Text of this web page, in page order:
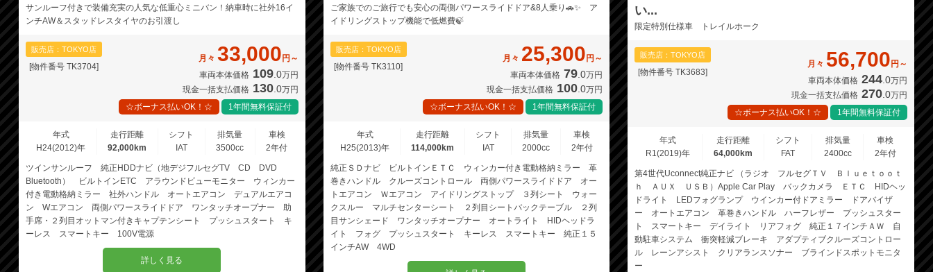
サンルーフ付きで装備充実の人気な低重心ミニバン！納車時に社外16イ
ンチAW＆スタッドレスタイヤのお引渡し
販売店：TOKYO店
[物件番号 TK3704]
月々 33,000 円～
車両本体価格 109.0万円
現金一括支払価格 130.0万円
☆ボーナス払いOK！☆
1年間無料保証付
年式
H24(2012)年
走行距離
92,000km
シフト
IAT
排気量
3500cc
車検
2年付
ツインサンルーフ 純正HDDナビ（地デジフルセグTV CD DVD
Bluetooth） ビルトインETC アラウンドビューモニター ウィンカー
付き電動格納ミラー 社外ハンドル オートエアコン デュアルエアコ
ン Wエアコン 両側パワースライドドア ワンタッチオープナー 助
手席・２列目オットマン付きキャプテンシート プッシュスタート キ
ーレス スマートキー 100V電源
詳しく見る
ご家族でのご旅行でも安心の両側パワースライドドア&8人乗り🚗✨ ア
イドリングストップ機能で低燃費🍃
販売店：TOKYO店
[物件番号 TK3110]
月々 25,300 円～
車両本体価格 79.0万円
現金一括支払価格 100.0万円
☆ボーナス払いOK！☆
1年間無料保証付
年式
H25(2013)年
走行距離
114,000km
シフト
IAT
排気量
2000cc
車検
2年付
純正ＳＤナビ ビルトインＥＴＣ ウィンカー付き電動格納ミラー 革
巻きハンドル クルーズコントロール 両側パワースライドドア オー
トエアコン Ｗエアコン アイドリングストップ ３列シート ウォー
クスルー マルチセンターシート ２列目シートバックテーブル ２列
目サンシェード ワンタッチオープナー オートライト HIDヘッドラ
イト フォグ プッシュスタート キーレス スマートキー 純正１５
インチAW 4WD
い...
限定特別仕様車 トレイルホーク
販売店：TOKYO店
[物件番号 TK3683]
月々 56,700 円～
車両本体価格 244.0万円
現金一括支払価格 270.0万円
☆ボーナス払いOK！☆
1年間無料保証付
年式
R1(2019)年
走行距離
64,000km
シフト
FAT
排気量
2400cc
車検
2年付
第4世代Uconnect純正ナビ （ラジオ フルセグＴＶ Ｂｌｕｅｔｏｏｔ
ｈ ＡＵＸ ＵＳＢ）Apple Car Play バックカメラ ＥＴＣ HIDヘッ
ドライト LEDフォグランプ ウインカー付ドアミラー ドアバイザ
ー オートエアコン 革巻きハンドル ハーフレザー プッシュスター
ト スマートキー デイライト リアフォグ 純正１７インチＡＷ 自
動駐車システム 衝突軽減ブレーキ アダプティブクルーズコントロー
ル レーンアシスト クリアランスソナー ブラインドスポットモニタ
ー